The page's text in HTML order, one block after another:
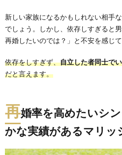
新しい家族になるかもしれない相手
でしょう。しかし、依存しすぎると
再婚したいのでは？」と不安を感じて
依存をしすぎず、自立した者同士で
だと言えます。
再婚率を高めたいシ
かな実績があるマリッ